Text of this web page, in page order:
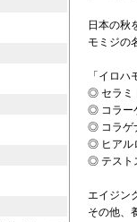
日本の秋
モミジの
「イロ
◎ セラミ
◎ コラー
◎ コラゲ
◎ ヒアル
◎ テスト
エイジン
その他、